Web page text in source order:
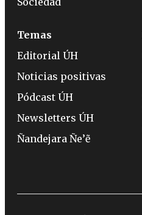
Temas
Editorial ÚH
Noticias positivas
Pódcast ÚH
Newsletters ÚH
Ñandejara Ñe’ẽ